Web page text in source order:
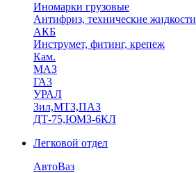
Иномарки грузовые
Антифриз, технические жидкости
АКБ
Инструмет, фитинг, крепеж
Кам.
МАЗ
ГА3
УРАЛ
Зил,МТЗ,ПАЗ
ДТ-75,ЮМЗ-6КЛ
Легковой отдел
АвтоВаз